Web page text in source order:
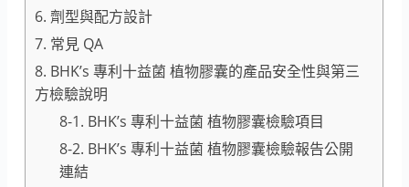
6. 劑型與配方設計
7. 常見 QA
8. BHK’s 專利十益菌 植物膠囊的產品安全性與第三
方檢驗說明
8-1. BHK’s 專利十益菌 植物膠囊檢驗項目
8-2. BHK’s 專利十益菌 植物膠囊檢驗報告公開
連結